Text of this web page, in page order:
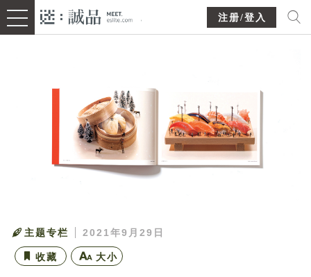
注册/登入
主题专栏 2021年9月29日
收藏 大小